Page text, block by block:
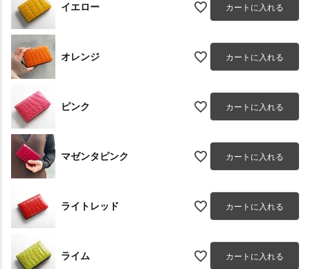
イエロー カートに入れる
オレンジ カートに入れる
ピンク カートに入れる
マゼンタピンク カートに入れる
ライトレッド カートに入れる
ライム カートに入れる